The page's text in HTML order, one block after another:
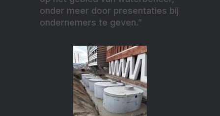
onder meer door presentaties bij
ondernemers te geven.”